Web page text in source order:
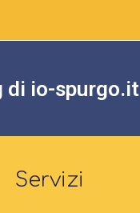
di io-spurgo.it
Servizi